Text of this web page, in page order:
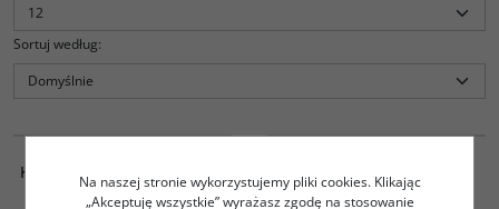
Sortuj według:
KENSINGTON SmartFit Ergo
monitora KENSINGTON
SmartFit Ergo podwójne
Na naszej stronie wykorzystujemy pliki cookies. Klikając
„Akceptuję wszystkie” wyrażasz zgodę na stosowanie